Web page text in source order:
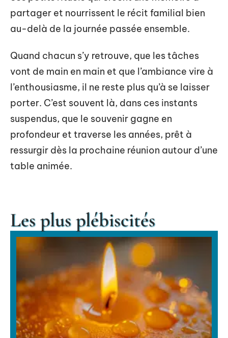
partager et nourrissent le récit familial bien
au-delà de la journée passée ensemble.
Quand chacun s’y retrouve, que les tâches
vont de main en main et que l’ambiance vire à
l’enthousiasme, il ne reste plus qu’à se laisser
porter. C’est souvent là, dans ces instants
suspendus, que le souvenir gagne en
profondeur et traverse les années, prêt à
ressurgir dès la prochaine réunion autour d’une
table animée.
Les plus plébiscités